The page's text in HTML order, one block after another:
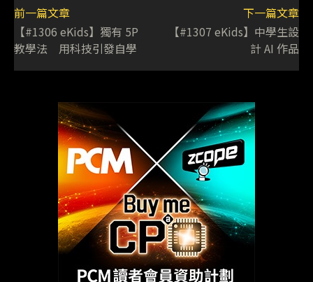
前一篇文章
【#1306 eKids】獨有 5P
教學法 用科技引發自學
下一篇文章
【#1307 eKids】中學生設
計 AI 作品